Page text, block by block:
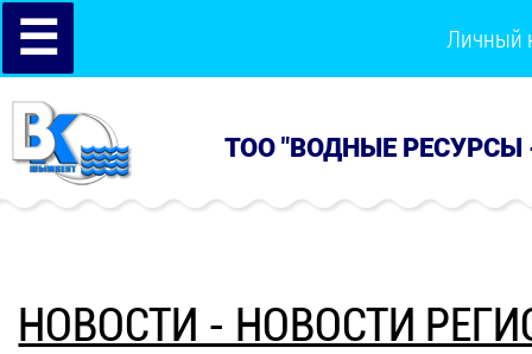
☰ Личный
ТОО "ВОДНЫЕ РЕСУРСЫ
НОВОСТИ - НОВОСТИ